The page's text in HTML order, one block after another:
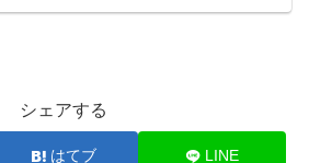
シェアする
はてブ LINE